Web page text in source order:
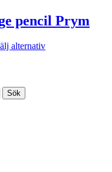
pencil Prym
alternativ
Sök